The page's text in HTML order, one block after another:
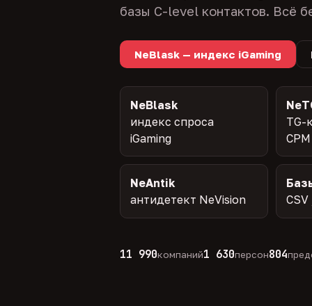
базы C-level контактов. Всё
NeBlask — индекс iGaming
NeBlask
индекс спроса
iGaming
TG-
CPM
NeAntik
антидетект NeVision
11 990компаний1 630персон804